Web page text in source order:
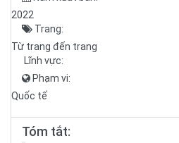
2022
Trang:
Từ trang đến trang
Lĩnh vực:
Phạm vi:
Quốc tế
Tóm tắt: